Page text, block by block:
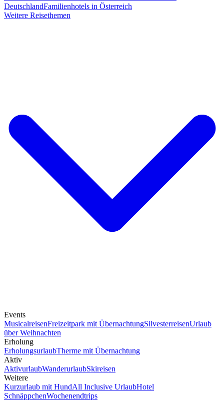
DeutschlandFamilienhotels in Österreich
Weitere Reisethemen
Events
MusicalreisenFreizeitpark mit ÜbernachtungSilvesterreisenUrlaub
über Weihnachten
Erholung
ErholungsurlaubTherme mit Übernachtung
Aktiv
AktivurlaubWanderurlaubSkireisen
Weitere
Kurzurlaub mit HundAll Inclusive UrlaubHotel
SchnäppchenWochenendtrips